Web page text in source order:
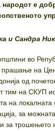
народот е
и Сандра
во
на
од
тим на СКУП
на локалната
за
за трошењето